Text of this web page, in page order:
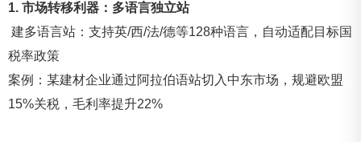
1. 市场转移利器：多语言独立站
建多语言站：支持英/西/法/德等128种语言，自动适配目标国
税率政策
案例：某建材企业通过阿拉伯语站切入中东市场，规避欧盟
15%关税，毛利率提升22%